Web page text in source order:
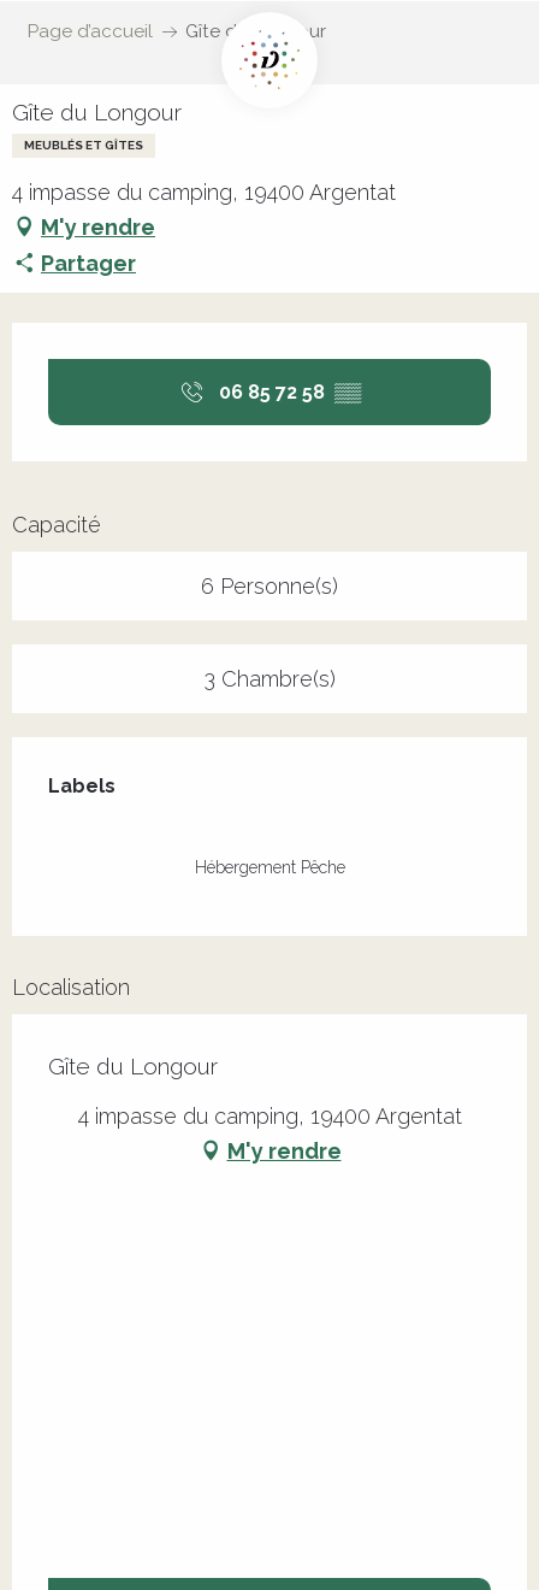
Page d’accueil Gîte du Longour
Gîte du Longour
MEUBLÉS ET GÎTES
4 impasse du camping, 19400 Argentat
M'y rendre
Partager
06 85 72 58 ▒▒
Capacité
6 Personne(s)
3 Chambre(s)
Labels
Labels
Hébergement Pêche
Localisation
Gîte du Longour
4 impasse du camping, 19400 Argentat
M'y rendre